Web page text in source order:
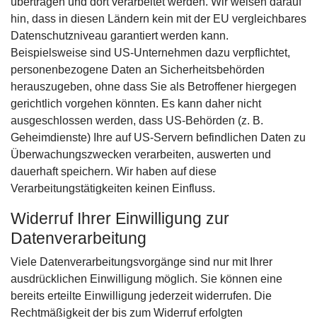
hin, dass in diesen Ländern kein mit der EU vergleichbares
Datenschutzniveau garantiert werden kann.
Beispielsweise sind US-Unternehmen dazu verpflichtet,
personenbezogene Daten an Sicherheitsbehörden
herauszugeben, ohne dass Sie als Betroffener hiergegen
gerichtlich vorgehen könnten. Es kann daher nicht
ausgeschlossen werden, dass US-Behörden (z. B.
Geheimdienste) Ihre auf US-Servern befindlichen Daten zu
Überwachungszwecken verarbeiten, auswerten und
dauerhaft speichern. Wir haben auf diese
Verarbeitungstätigkeiten keinen Einfluss.
Widerruf Ihrer Einwilligung zur
Datenverarbeitung
Viele Datenverarbeitungsvorgänge sind nur mit Ihrer
ausdrücklichen Einwilligung möglich. Sie können eine
bereits erteilte Einwilligung jederzeit widerrufen. Die
Rechtmäßigkeit der bis zum Widerruf erfolgten